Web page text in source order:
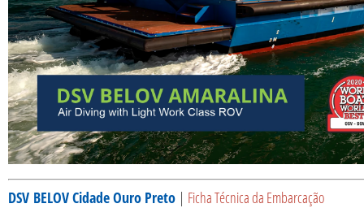
DSV BELOV Cidade Ouro Preto | Ficha Técnica da Embarcação